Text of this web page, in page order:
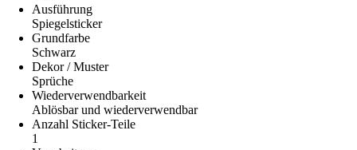
Ausführung
Spiegelsticker
Grundfarbe
Schwarz
Dekor / Muster
Sprüche
Wiederverwendbarkeit
Ablösbar und wiederverwendbar
Anzahl Sticker-Teile
1